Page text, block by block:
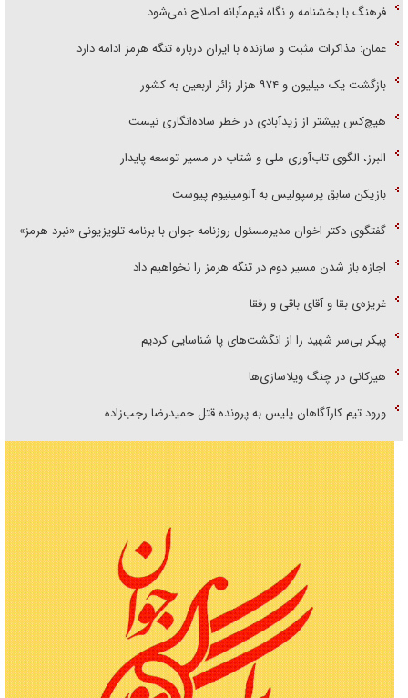
فرهنگ با بخشنامه و نگاه قیم‌مآبانه اصلاح نمی‌شود
عمان: مذاکرات مثبت و سازنده با ایران درباره تنگه هرمز ادامه دارد
بازگشت یک میلیون و ۹۷۴ هزار زائر اربعین به کشور
هیچ‌کس بیشتر از زیدآبادی در خطر ساده‌انگاری نیست
البرز، الگوی تاب‌آوری ملی و شتاب در مسیر توسعه پایدار
بازیکن سابق پرسپولیس به آلومینیوم پیوست
گفتگوی دکتر اخوان مدیرمسئول روزنامه جوان با برنامه تلویزیونی «نبرد هرمز»
اجازه باز شدن مسیر دوم در تنگه هرمز را نخواهیم داد
غریزه‌ی بقا و آقای باقی و رفقا
پیکر بی‌سر شهید را از انگشت‌های پا شناسایی کردیم
هیرکانی در چنگ ویلاسازی‌ها
ورود تیم کارآگاهان پلیس به پرونده قتل حمیدرضا رجب‌زاده